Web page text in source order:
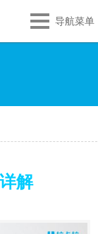
导航菜单
解